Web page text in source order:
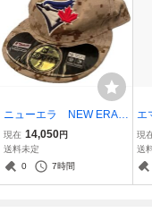
ニューエラ NEW ERA
トロント ブルージェイ
ズ キャップ 迷彩 ML
Bメモリアルデー(戦没将
現在 14,050円
送料未定
0
7時間
エ
上
ス
軍
現
送